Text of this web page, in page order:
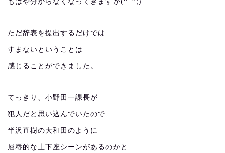
ただ辞表を提出するだけでは
すまないということは
感じることができました。
てっきり、小野田一課長が
犯人だと思い込んでいたので
半沢直樹の大和田のように
屈辱的な土下座シーンがあるのかと